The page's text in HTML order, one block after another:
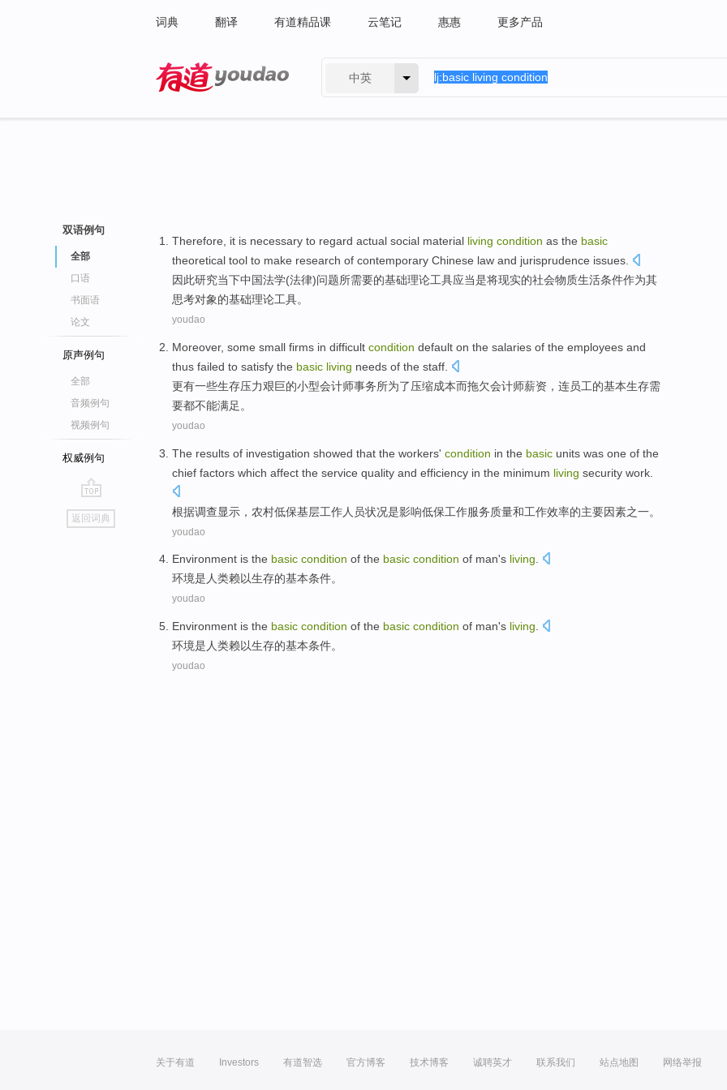
词典 翻译 有道精品课 云笔记 惠惠 更多产品
中英
双语例句
全部
口语
书面语
论文
原声例句
全部
音频例句
视频例句
权威例句
go
top
返回词典
Therefore , it is necessary to regard actual social material living condition as the basic
theoretical tool to make research of contemporary Chinese law and jurisprudence issues
因此研究当下中国法学(法律)问题所需要的基础理论工具应当是将现实的社会物质生活条件作为其
思考对象的基础理论工具。
youdao
Moreover, some small firms in difficult condition default on the salaries of the employees and
thus failed to satisfy the basic living needs of the staff
更有一些生存压力艰巨的小型会计师事务所为了压缩成本而拖欠会计师薪资 ，连员工的基本生存需
要都不能满足 。
youdao
The results of investigation showed that the workers' condition in the basic units was one of the
chief factors which affect the service quality and efficiency in the minimum living security work
根据调查显示 ，农村低保基层工作人员状况是影响低保工作服务质量和工作效率的主要因素之一。
youdao
Environment is the basic condition of the basic condition of man's living.
环境是人类赖以生存的基本条件。
youdao
Environment is the basic condition of the basic condition of man's living
环境是 人类赖以生存的基本条件。
youdao
关于有道 Investors 有道智选 官方博客 技术博客 诚聘英才 联系我们 站点地图 网络举报